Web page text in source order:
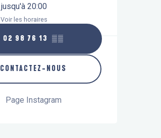
jusqu'à 20:00
Voir les horaires
02 98 76 13 ▒▒
CONTACTEZ-NOUS
Page Instagram